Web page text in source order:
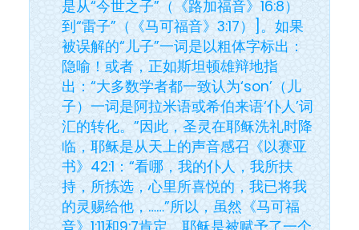
是从“今世之子”（《路加福音》16:8）
到“雷子”（《马可福音》3:17）]。如果
被误解的“儿子”一词是以粗体字标出：
隐喻！或者，正如斯坦顿雄辩地指
出：“大多数学者都一致认为‘son’（儿
子）一词是阿拉米语或希伯来语‘仆人’词
汇的转化。”因此，圣灵在耶稣洗礼时降
临，耶稣是从天上的声音感召《以赛亚
书》42:1：“看哪，我的仆人，我所扶
持，所拣选，心里所喜悦的，我已将我
的灵赐给他，……”所以，虽然《马可福